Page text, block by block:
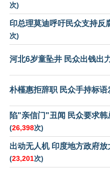
次)
印总理莫迪呼吁民众支持反
次)
河北6岁童坠井 民众出钱出
朴槿惠拒辞职 民众手持标语
陷"亲信门"丑闻 民众要求韩
(26,398次)
出动无人机 印度地方政府
(23,201次)